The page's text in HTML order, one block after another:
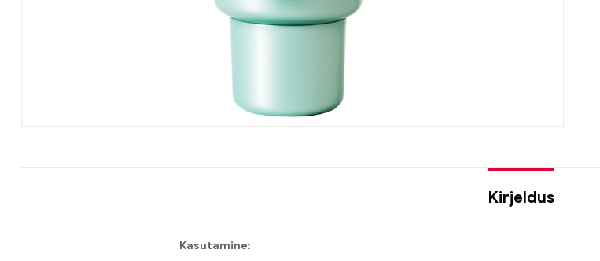
Kirjeldus
Kasutamine: